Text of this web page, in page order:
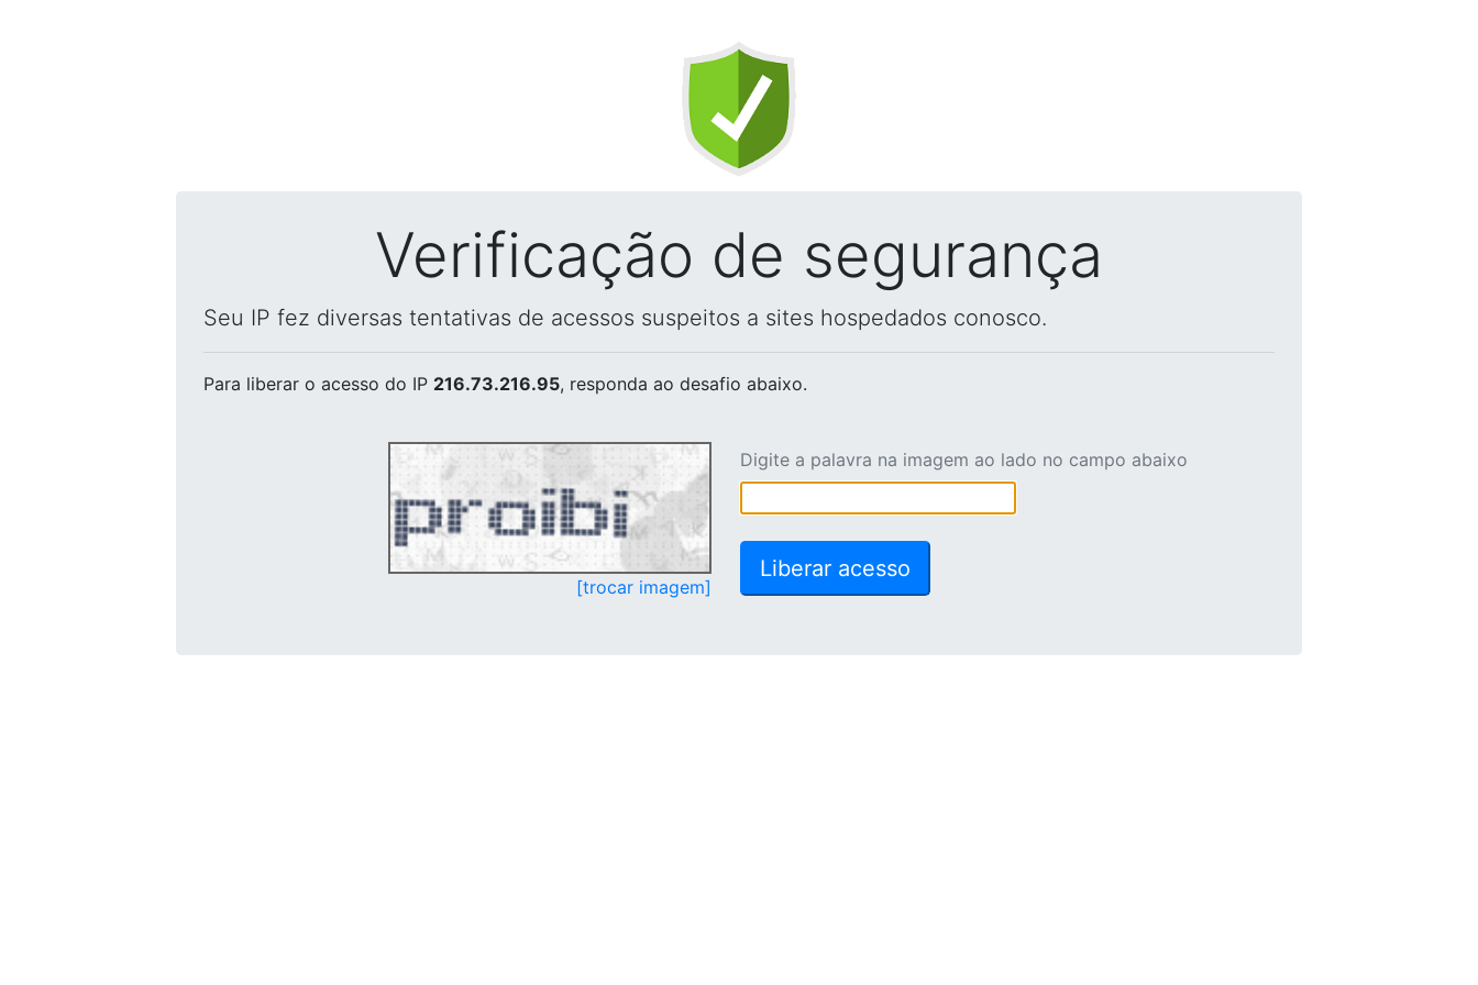
Verificação de segurança
Seu IP fez diversas tentativas de acessos suspeitos a sites hospedados conosco.
Para liberar o acesso do IP 216.73.216.95, responda ao desafio abaixo.
[trocar imagem]
Digite a palavra na imagem ao lado no campo abaixo